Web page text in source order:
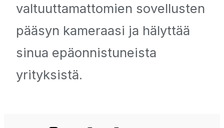
valtuuttamattomien sovellusten
pääsyn kameraasi ja hälyttää
sinua epäonnistuneista
yrityksistä.